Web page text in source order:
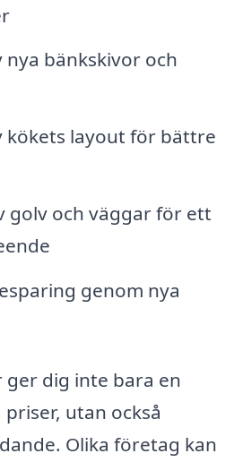
bänkskivor och
kökets layout för bättre
golv och väggar för ett
genom nya
dig inte bara en
utan också
Olika företag kan